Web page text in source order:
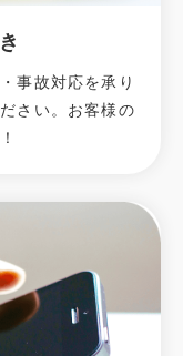
事故対応を承り
さい。お客様の